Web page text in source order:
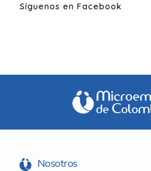
Síguenos en Facebook
Nosotros